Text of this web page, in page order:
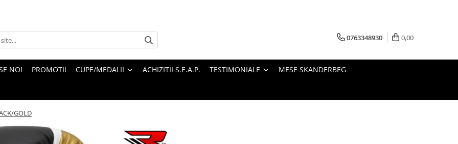
0763348930 0,00
NOI PROMOTII CUPE/MEDALII ACHIZITII S.E.A.P. TESTIMONIALE MESE SKANDERBEG
GOLD